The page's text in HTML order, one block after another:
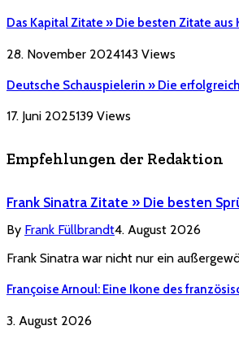
Das Kapital Zitate » Die besten Zitate aus
28. November 2024143 Views
Deutsche Schauspielerin » Die
17. Juni 2025139 Views
Empfehlungen der Redaktion
Frank Sinatra Zitate » Die besten
By Frank Füllbrandt4. August 2026
Frank Sinatra war nicht nur ein
Françoise Arnoul: Eine Ikone des
3. August 2026